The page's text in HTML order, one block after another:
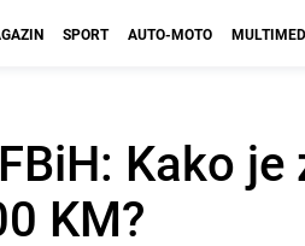
SPORT AUTO-MOTO
Kako je
KM?